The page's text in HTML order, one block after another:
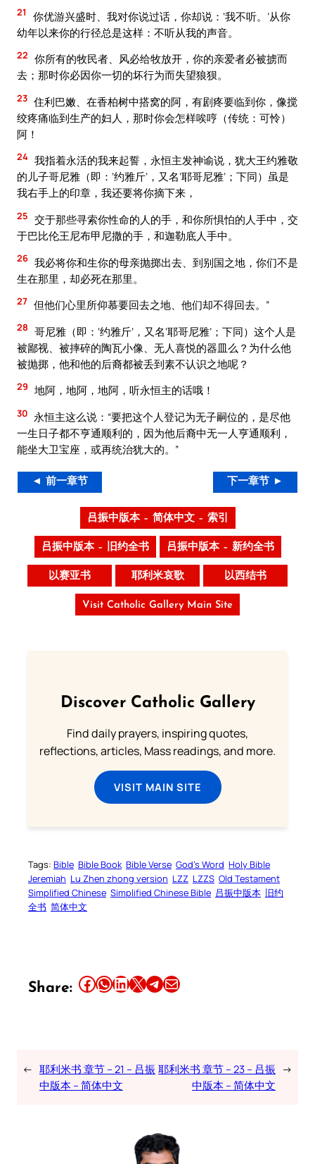
21
你优游兴盛时、我对你说过话，你却说：‘我不听。’从你
幼年以来你的行径总是这样：不听从我的声音。
22 你所有的牧民者、风必给牧放开，你的亲爱者必被掳而
去；那时你必因你一切的坏行为而失望狼狈。
23 住利巴嫩、在香柏树中搭窝的阿，有剧疼要临到你，像搅
绞疼痛临到生产的妇人，那时你会怎样唉哼（传统：可怜）
阿！
24 我指着永活的我来起誓，永恒主发神谕说，犹大王约雅敬
的儿子哥尼雅（即：‘约雅斤’，又名‘耶哥尼雅’；下同）虽是
我右手上的印章，我还要将你摘下来，
25 交于那些寻索你性命的人的手，和你所惧怕的人手中，交
于巴比伦王尼布甲尼撒的手，和迦勒底人手中。
26 我必将你和生你的母亲抛掷出去、到别国之地，你们不是
生在那里，却必死在那里。
27 但他们心里所仰慕要回去之地、他们却不得回去。”
28 哥尼雅（即：‘约雅斤’，又名‘耶哥尼雅’；下同）这个人是
被鄙视、被摔碎的陶瓦小像、无人喜悦的器皿么？为什么他
被抛掷，他和他的后裔都被丢到素不认识之地呢？
29 地阿，地阿，地阿，听永恒主的话哦！
30 永恒主这么说：“要把这个人登记为无子嗣位的，是尽他
一生日子都不亨通顺利的，因为他后裔中无一人亨通顺利，
能坐大卫宝座，或再统治犹大的。”
◄ 前一章节 下一章节 ►
吕振中版本 – 简体中文 – 索引
吕振中版本 – 旧约全书 吕振中版本 – 新约全书
以赛亚书 耶利米哀歌 以西结书
Visit Catholic Gallery Main Site
Discover Catholic Gallery
Find daily prayers, inspiring quotes,
reflections, articles, Mass readings, and more.
VISIT MAIN SITE
Tags: Bible Bible Book Bible Verse God’s Word Holy Bible
Jeremiah Lu Zhen zhong version LZZ LZZS Old Testament
Simplified Chinese Simplified Chinese Bible 吕振中版本 旧约
全书 简体中文
Share: Share this article on Facebook Share this article on WhatsApp Share this article on LinkedIn Share this article on X Share this article on TelegramEmail this Article
← 耶利米书 章节 – 21 – 吕振
中版本 – 简体中文
耶利米书 章节 – 23 – 吕振
中版本 – 简体中文
→